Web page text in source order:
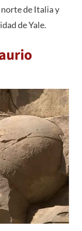
de Italia y
de Yale.